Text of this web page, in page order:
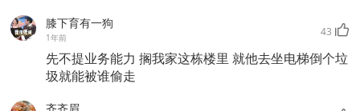
膝下育有一狗
1年前 43
先不提业务能力 搁我家这栋楼里 就他去坐电梯倒个垃
圾就能被谁偷走